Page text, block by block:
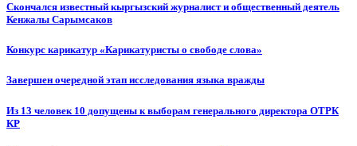
Скончался известный кыргызский журналист и общественный деятель
Кенжалы Сарымсаков
Конкурс карикатур «Карикатуристы о свободе слова»
Завершен очередной этап исследования языка вражды
Из 13 человек 10 допущены к выборам генерального директора ОТРК
КР